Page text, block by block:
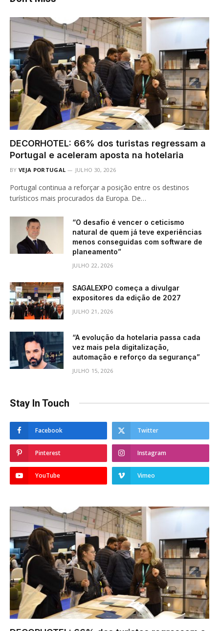
DECORHOTEL: 66% dos turistas regressam a
Portugal e aceleram aposta na hotelaria
BY VEJA PORTUGAL JULHO 30, 2026
Portugal continua a reforçar a posição entre os destinos
turísticos mais procurados da Europa. De…
“O desafio é vencer o ceticismo
natural de quem já teve experiências
menos conseguidas com software de
planeamento”
JULHO 22, 2026
SAGALEXPO começa a divulgar
expositores da edição de 2027
JULHO 21, 2026
“A evolução da hotelaria passa cada
vez mais pela digitalização,
automação e reforço da segurança”
JULHO 15, 2026
Stay In Touch
Facebook Twitter
Pinterest Instagram
YouTube Vimeo